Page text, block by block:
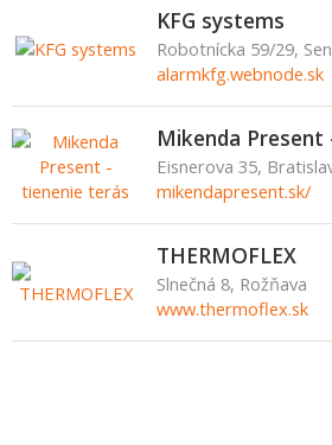
KFG systems
Robotnícka 59/29,
alarmkfg.webnode.sk
Mikenda
Eisnerova 35,
mikendapresent.sk/
THERMOFLEX
Slnečná 8, Rožňava
www.thermoflex.sk